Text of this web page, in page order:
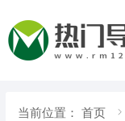
当前位置： 首页